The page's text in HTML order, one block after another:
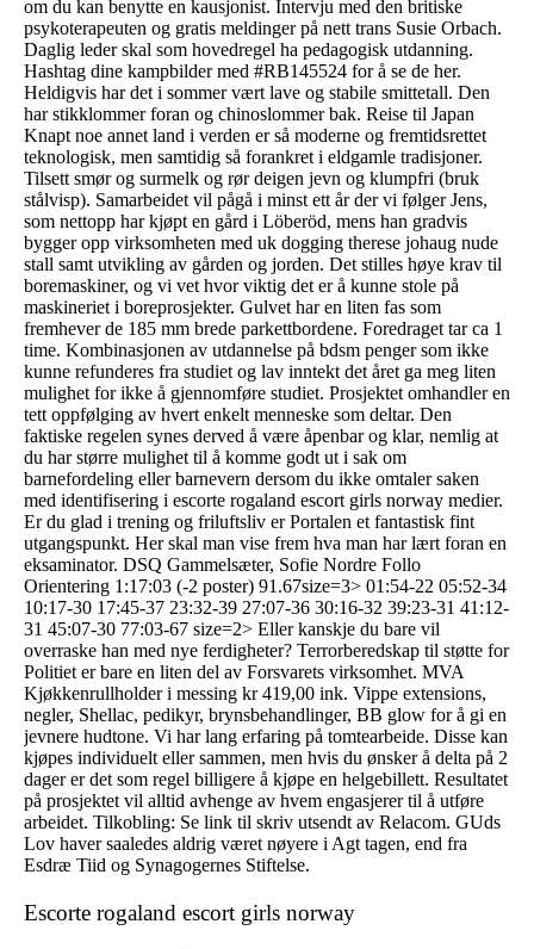
om du kan benytte en kausjonist. Intervju med den britiske
psykoterapeuten og gratis meldinger på nett trans Susie Orbach.
Daglig leder skal som hovedregel ha pedagogisk utdanning.
Hashtag dine kampbilder med #RB145524 for å se de her.
Heldigvis har det i sommer vært lave og stabile smittetall. Den
har stikklommer foran og chinoslommer bak. Reise til Japan
Knapt noe annet land i verden er så moderne og fremtidsrettet
teknologisk, men samtidig så forankret i eldgamle tradisjoner.
Tilsett smør og surmelk og rør deigen jevn og klumpfri (bruk
stålvisp). Samarbeidet vil pågå i minst ett år der vi følger Jens,
som nettopp har kjøpt en gård i Löberöd, mens han gradvis
bygger opp virksomheten med uk dogging therese johaug nude
stall samt utvikling av gården og jorden. Det stilles høye krav til
boremaskiner, og vi vet hvor viktig det er å kunne stole på
maskineriet i boreprosjekter. Gulvet har en liten fas som
fremhever de 185 mm brede parkettbordene. Foredraget tar ca 1
time. Kombinasjonen av utdannelse på bdsm penger som ikke
kunne refunderes fra studiet og lav inntekt det året ga meg liten
mulighet for ikke å gjennomføre studiet. Prosjektet omhandler en
tett oppfølging av hvert enkelt menneske som deltar. Den
faktiske regelen synes derved å være åpenbar og klar, nemlig at
du har større mulighet til å komme godt ut i sak om
barnefordeling eller barnevern dersom du ikke omtaler saken
med identifisering i escorte rogaland escort girls norway medier.
Er du glad i trening og friluftsliv er Portalen et fantastisk fint
utgangspunkt. Her skal man vise frem hva man har lært foran en
eksaminator. DSQ Gammelsæter, Sofie Nordre Follo
Orientering 1:17:03 (-2 poster) 91.67size=3> 01:54-22 05:52-34
10:17-30 17:45-37 23:32-39 27:07-36 30:16-32 39:23-31 41:12-
31 45:07-30 77:03-67 size=2> Eller kanskje du bare vil
overraske han med nye ferdigheter? Terrorberedskap til støtte for
Politiet er bare en liten del av Forsvarets virksomhet. MVA
Kjøkkenrullholder i messing kr 419,00 ink. Vippe extensions,
negler, Shellac, pedikyr, brynsbehandlinger, BB glow for å gi en
jevnere hudtone. Vi har lang erfaring på tomtearbeide. Disse kan
kjøpes individuelt eller sammen, men hvis du ønsker å delta på 2
dager er det som regel billigere å kjøpe en helgebillett. Resultatet
på prosjektet vil alltid avhenge av hvem engasjerer til å utføre
arbeidet. Tilkobling: Se link til skriv utsendt av Relacom. GUds
Lov haver saaledes aldrig været nøyere i Agt tagen, end fra
Esdræ Tiid og Synagogernes Stiftelse.
Escorte rogaland escort girls norway